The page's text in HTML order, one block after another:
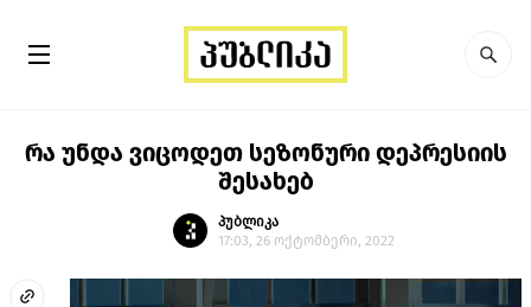
რა უნდა ვიცოდეთ სეზონური დეპრესიის
შესახებ
პუბლიკა
17:03, 26 ოქტომბერი, 2022